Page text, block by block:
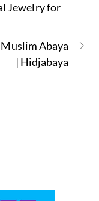
Jewelry for
Abaya
| Hidjabaya